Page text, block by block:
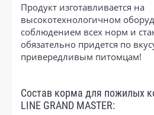
Продукт изготавливается на
высокотехнологичном
соблюдением всех норм и
обязательно придется по
привередливым питомцам!
Состав корма для пожилых
LINE GRAND MASTER: